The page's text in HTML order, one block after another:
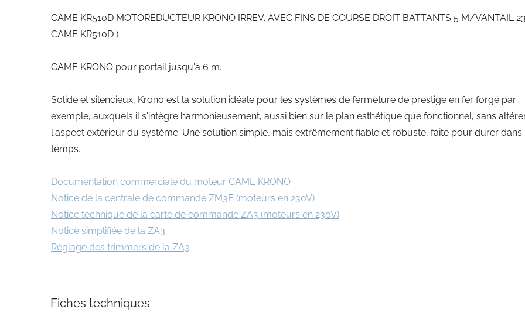
CAME KR510D MOTOREDUCTEUR KRONO IRREV. AVEC FINS DE COURSE DROIT BATTANTS 5 M/VANTAIL
CAME KR510D )
CAME KRONO pour portail jusqu'à 6 m.
Solide et silencieux, Krono est la solution idéale pour les systèmes de fermeture de prestige en fer forgé par
exemple, auxquels il s'intègre harmonieusement, aussi bien sur le plan esthétique que fonctionnel, sans
l'aspect extérieur du système. Une solution simple, mais extrêmement fiable et robuste, faite pour durer dans
temps.
Documentation commerciale du moteur CAME KRONO
Notice de la centrale de commande ZM3E (moteurs en 230V)
Notice technique de la carte de commande ZA3 (moteurs en 230V)
Notice simplifiée de la ZA3
Réglage des trimmers de la ZA3
Fiches techniques